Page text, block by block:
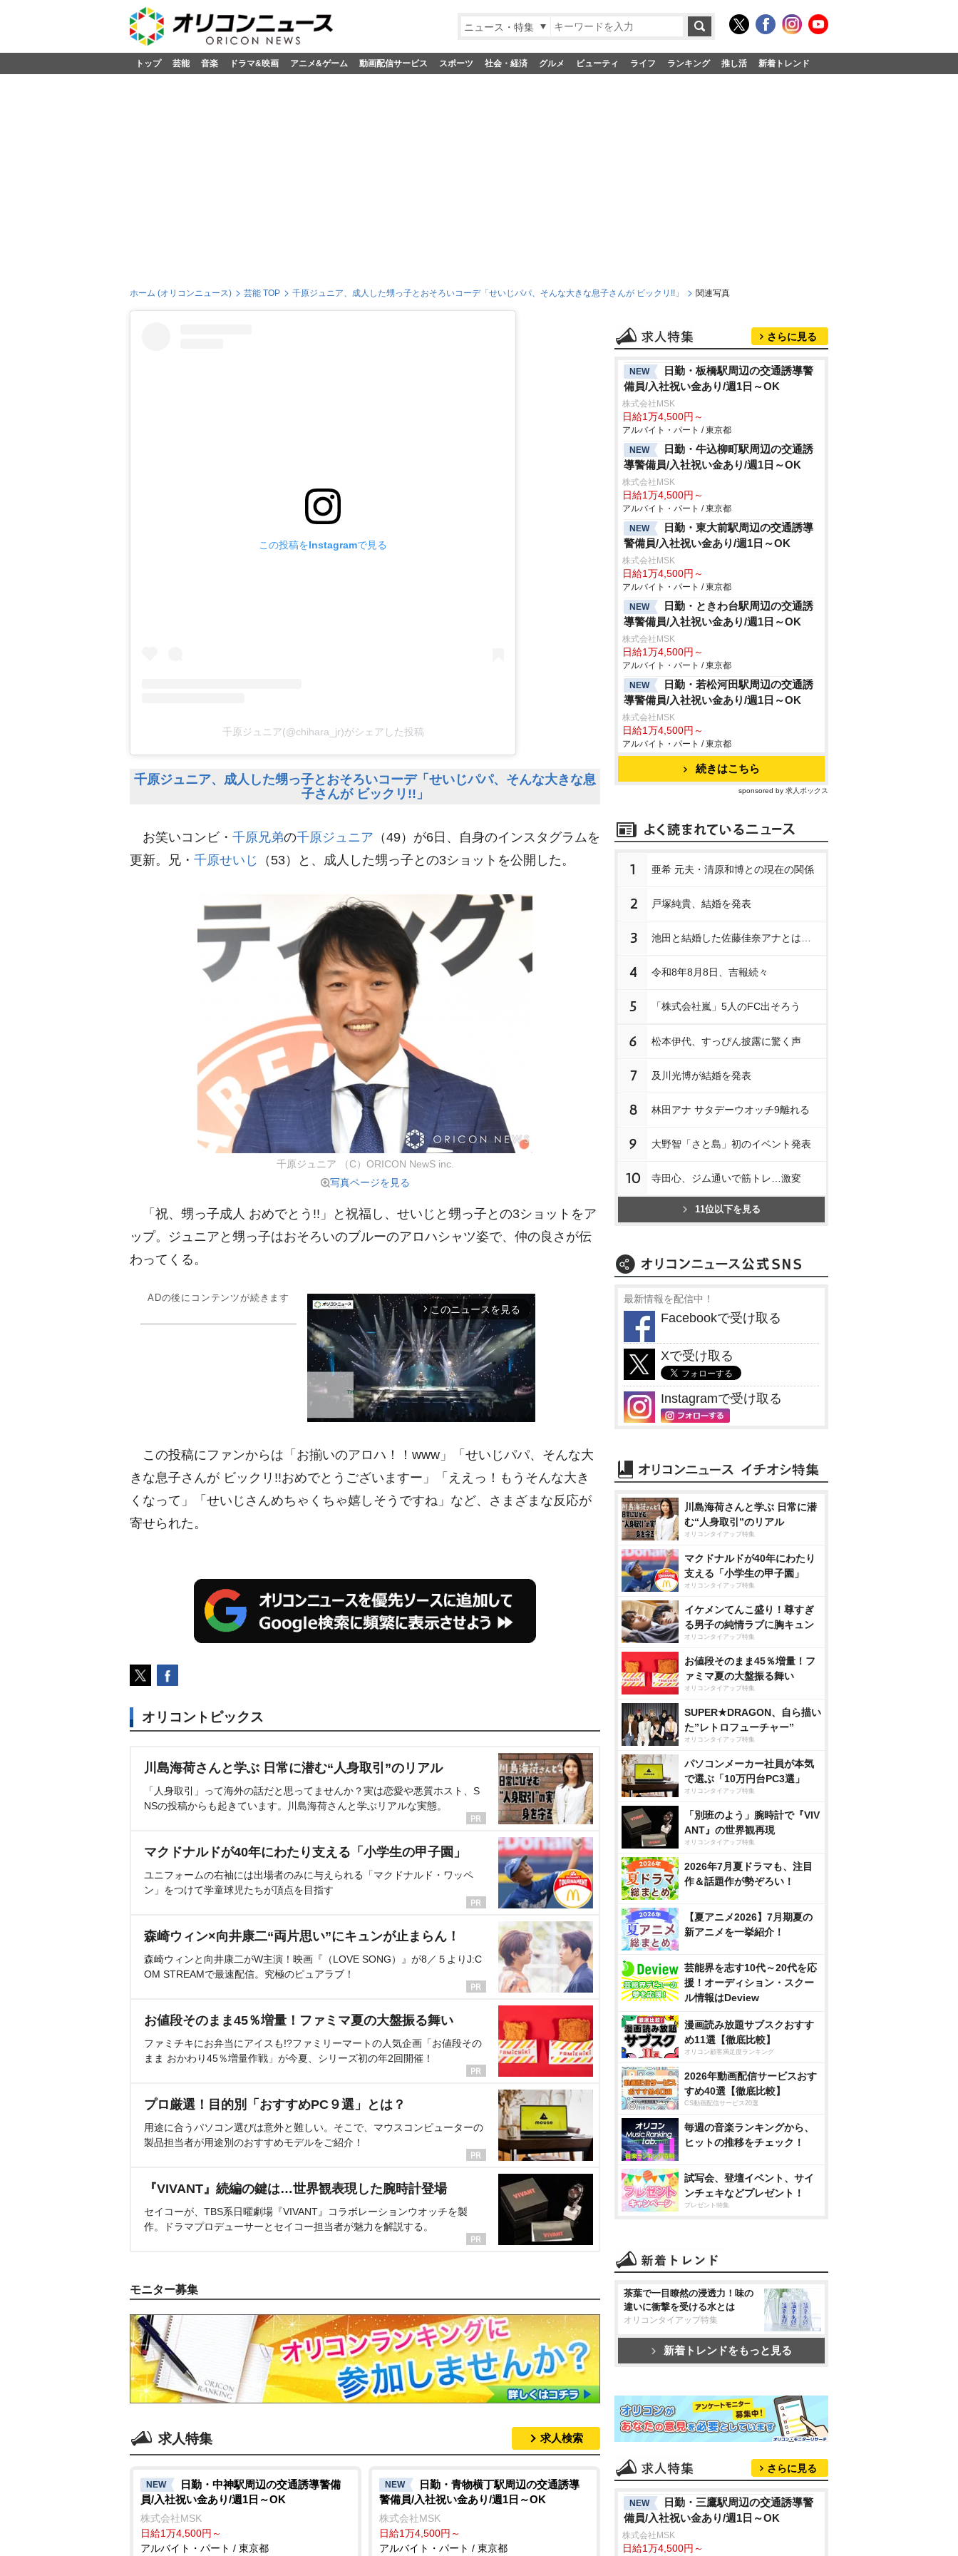
ニュース・特集
トップ 芸能 音楽 ドラマ&映画 アニメ&ゲーム 動画配信サービス スポーツ 社会・経済 グルメ ビューティ ライフ ランキング 推し活 新着トレンド
ホーム (オリコンニュース) 芸能 TOP 千原ジュニア、成人した甥っ子とおそろいコーデ「せいじパパ、そんな大きな息子さんが ビックリ!!」 関連写真
この投稿をInstagramで見る
千原ジュニア(@chihara_jr)がシェアした投稿
千原ジュニア、成人した甥っ子とおそろいコーデ「せいじパパ、そんな大きな息
子さんが ビックリ!!」
お笑いコンビ・ 千原兄弟の千原ジュニア （49）が6日、自身のインスタグラムを
更新。兄・ 千原せいじ （53）と、成人した甥っ子との3ショットを公開した。
千原ジュニア （C）ORICON NewS inc.
写真ページを見る
「祝、甥っ子成人 おめでとう!!」と祝福し、せいじと甥っ子との3ショットをア
ップ。ジュニアと甥っ子はおそろいのブルーのアロハシャツ姿で、仲の良さが伝
わってくる。
ADの後にコンテンツが続きます
arrow_forward_ios このニュースを見る
M
この投稿にファンからは「お揃いのアロハ！！www」「せいじパパ、そんな大
きな息子さんが ビックリ!!おめでとうございますー」「ええっ！もうそんな大き
くなって」「せいじさんめちゃくちゃ嬉しそうですね」など、さまざまな反応が
寄せられた。
オリコントピックス
川島海荷さんと学ぶ 日常に潜む“人身取引”のリアル
「人身取引」って海外の話だと思ってませんか？実は恋愛や悪質ホスト、S
NSの投稿からも起きています。川島海荷さんと学ぶリアルな実態。
マクドナルドが40年にわたり支える「小学生の甲子園」
ユニフォームの右袖には出場者のみに与えられる「マクドナルド・ワッペ
ン」をつけて学童球児たちが頂点を目指す
森崎ウィン×向井康二“両片思い”にキュンが止まらん！
森崎ウィンと向井康二がW主演！映画『（LOVE SONG）』が8／５よりJ:C
OM STREAMで最速配信。究極のピュアラブ！
お値段そのまま45％増量！ファミマ夏の大盤振る舞い
ファミチキにお弁当にアイスも!?ファミリーマートの人気企画「お値段その
まま おかわり45％増量作戦」が今夏、シリーズ初の年2回開催！
プロ厳選！目的別「おすすめPC９選」とは？
用途に合うパソコン選びは意外と難しい。そこで、マウスコンピューターの
製品担当者が用途別のおすすめモデルをご紹介！
『VIVANT』続編の鍵は…世界観表現した腕時計登場
セイコーが、TBS系日曜劇場『VIVANT』コラボレーションウオッチを製
作。ドラマプロデューサーとセイコー担当者が魅力を解説する。
モニター募集
求人特集 求人検索
NEW
日勤・中神駅周辺の交通誘導警備
員/入社祝い金あり/週1日～OK
株式会社MSK
日給1万4,500円～
アルバイト・パート / 東京都
NEW
日勤・青物横丁駅周辺の交通誘導
警備員/入社祝い金あり/週1日～OK
株式会社MSK
日給1万4,500円～
アルバイト・パート / 東京都
さらに見る
NEW
日勤・板橋駅周辺の交通誘導警
備員/入社祝い金あり/週1日～OK
株式会社MSK
日給1万4,500円～
アルバイト・パート / 東京都
NEW
日勤・牛込柳町駅周辺の交通誘
導警備員/入社祝い金あり/週1日～OK
株式会社MSK
日給1万4,500円～
アルバイト・パート / 東京都
NEW
日勤・東大前駅周辺の交通誘導
警備員/入社祝い金あり/週1日～OK
株式会社MSK
日給1万4,500円～
アルバイト・パート / 東京都
NEW
日勤・ときわ台駅周辺の交通誘
導警備員/入社祝い金あり/週1日～OK
株式会社MSK
日給1万4,500円～
アルバイト・パート / 東京都
NEW
日勤・若松河田駅周辺の交通誘
導警備員/入社祝い金あり/週1日～OK
株式会社MSK
日給1万4,500円～
アルバイト・パート / 東京都
続きはこちら
sponsored by 求人ボックス
1 亜希 元夫・清原和博との現在の関係
2 戸塚純貴、結婚を発表
3 池田と結婚した佐藤佳奈アナとは…
4 令和8年8月8日、吉報続々
5 「株式会社嵐」5人のFC出そろう
6 松本伊代、すっぴん披露に驚く声
7 及川光博が結婚を発表
8 林田アナ サタデーウオッチ9離れる
9 大野智「さと島」初のイベント発表
10 寺田心、ジム通いで筋トレ…激変
11位以下を見る
最新情報を配信中！
Facebookで受け取る
Xで受け取る
Instagramで受け取る
川島海荷さんと学ぶ 日常に潜
む“人身取引”のリアル
オリコンタイアップ特集
マクドナルドが40年にわたり
支える「小学生の甲子園」
オリコンタイアップ特集
イケメンてんこ盛り！尊すぎ
る男子の純情ラブに胸キュン
オリコンタイアップ特集
お値段そのまま45％増量！フ
ァミマ夏の大盤振る舞い
オリコンタイアップ特集
SUPER★DRAGON、自ら描い
た”レトロフューチャー”
オリコンタイアップ特集
パソコンメーカー社員が本気
で選ぶ「10万円台PC3選」
オリコンタイアップ特集
「別班のよう」腕時計で『VIV
ANT』の世界観再現
オリコンタイアップ特集
2026年7月夏ドラマも、注目
作＆話題作が勢ぞろい！
【夏アニメ2026】7月期夏の
新アニメを一挙紹介！
芸能界を志す10代～20代を応
援！オーディション・スクー
ル情報はDeview
漫画読み放題サブスクおすす
め11選【徹底比較】
オリコン顧客満足度ランキング
2026年動画配信サービスおす
すめ40選【徹底比較】
CS動画配信サービス20選
毎週の音楽ランキングから、
ヒットの推移をチェック！
試写会、登壇イベント、サイ
ンチェキなどプレゼント！
プレゼント特集
茶葉で一目瞭然の浸透力！味の
違いに衝撃を受ける水とは
オリコンタイアップ特集
新着トレンドをもっと見る
さらに見る
NEW
日勤・三鷹駅周辺の交通誘導警
備員/入社祝い金あり/週1日～OK
株式会社MSK
日給1万4,500円～